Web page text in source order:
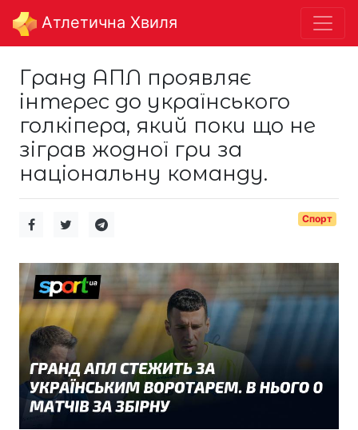
Aтлетична Хвиля
Гранд АПЛ проявляє
інтерес до українського
голкіпера, який поки що не
зіграв жодної гри за
національну команду.
Спорт